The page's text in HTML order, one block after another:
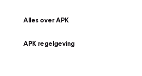
Alles over APK
APK regelgeving